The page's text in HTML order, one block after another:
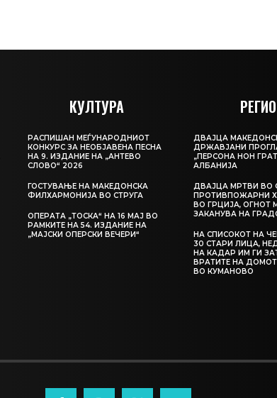
КУЛТУРА
РАСПИШАН МЕЃУНАРОДНИОТ
КОНКУРС ЗА НЕОБЈАВЕНА ПЕСНА
НА 9. ИЗДАНИЕ НА „АНТЕВО
СЛОВО“ 2026
ГОСТУВАЊЕ НА МАКЕДОНСКА
ФИЛХАРМОНИЈА ВО СТРУГА
ОПЕРАТА „ТОСКА“ НА 16 МАЈ ВО
РАМКИТЕ НА 54. ИЗДАНИЕ НА
„МАЈСКИ ОПЕРСКИ ВЕЧЕРИ“
ДВАЈЦА
ДРЖАВЈАНИ
„ПЕРСОНА НОН
АЛБАНИЈА
ДВАЈЦА МРТВИ ВО
ПРОТИВПОЖАРНИ
ВО ГРЦИЈА, ОГНОТ
ЗАКАНУВА НА
НА СПИСОКОТ НА
30 СТАРИ ЛИЦА,
НА КАДАР ИМ ГИ
ВРАТИТЕ НА
ВО КУМАНОВО